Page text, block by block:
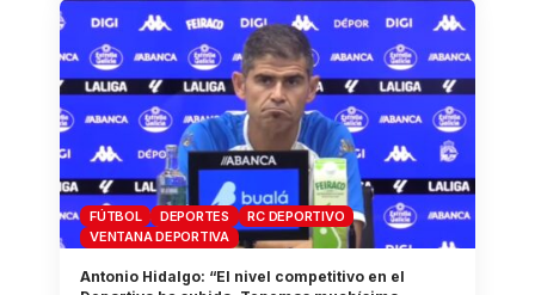
FÚTBOL DEPORTES
RC DEPORTIVO
VENTANA DEPORTIVA
Antonio Hidalgo: “El nivel competitivo en el